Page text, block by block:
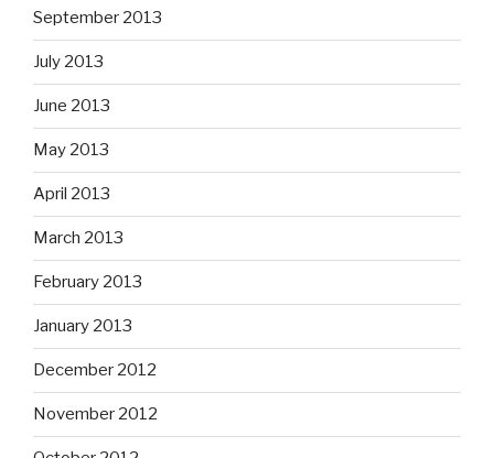
September 2013
July 2013
June 2013
May 2013
April 2013
March 2013
February 2013
January 2013
December 2012
November 2012